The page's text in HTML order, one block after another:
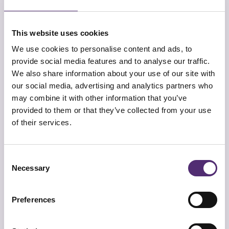
This website uses cookies
We use cookies to personalise content and ads, to
provide social media features and to analyse our traffic.
We also share information about your use of our site with
our social media, advertising and analytics partners who
may combine it with other information that you’ve
provided to them or that they’ve collected from your use
of their services.
Selection
Necessary
Preferences
Een daglichtlamp werkt het beste in combinatie
voeding en een goed gesprek met een specialist.
Het is geen wondermiddel, maar voor veel
mensen wel een waardevolle steun in de donkere
maanden.
Begeleiding bij
winterdepressie via
SpecialistenNet
kijken we verder dan alleen de
klachten. We brengen samen in kaart wat er
Tijdens een matchgesprek bespreken we de
hulpvraag. Daarna koppelen we de medewerker
coachof